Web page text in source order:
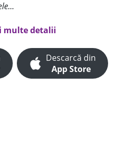
multe detalii
Descarcă din
App Store